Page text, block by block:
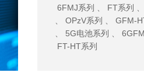
6FMJ系列
FT系列
OPzV系列 GFM-
5G电池系列
FT-HT系列